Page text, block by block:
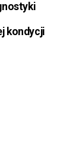
kondycji